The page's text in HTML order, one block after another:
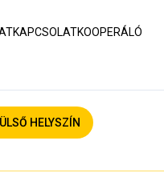
KAPCSOLATKOOPERÁLÓ
HELYSZÍN